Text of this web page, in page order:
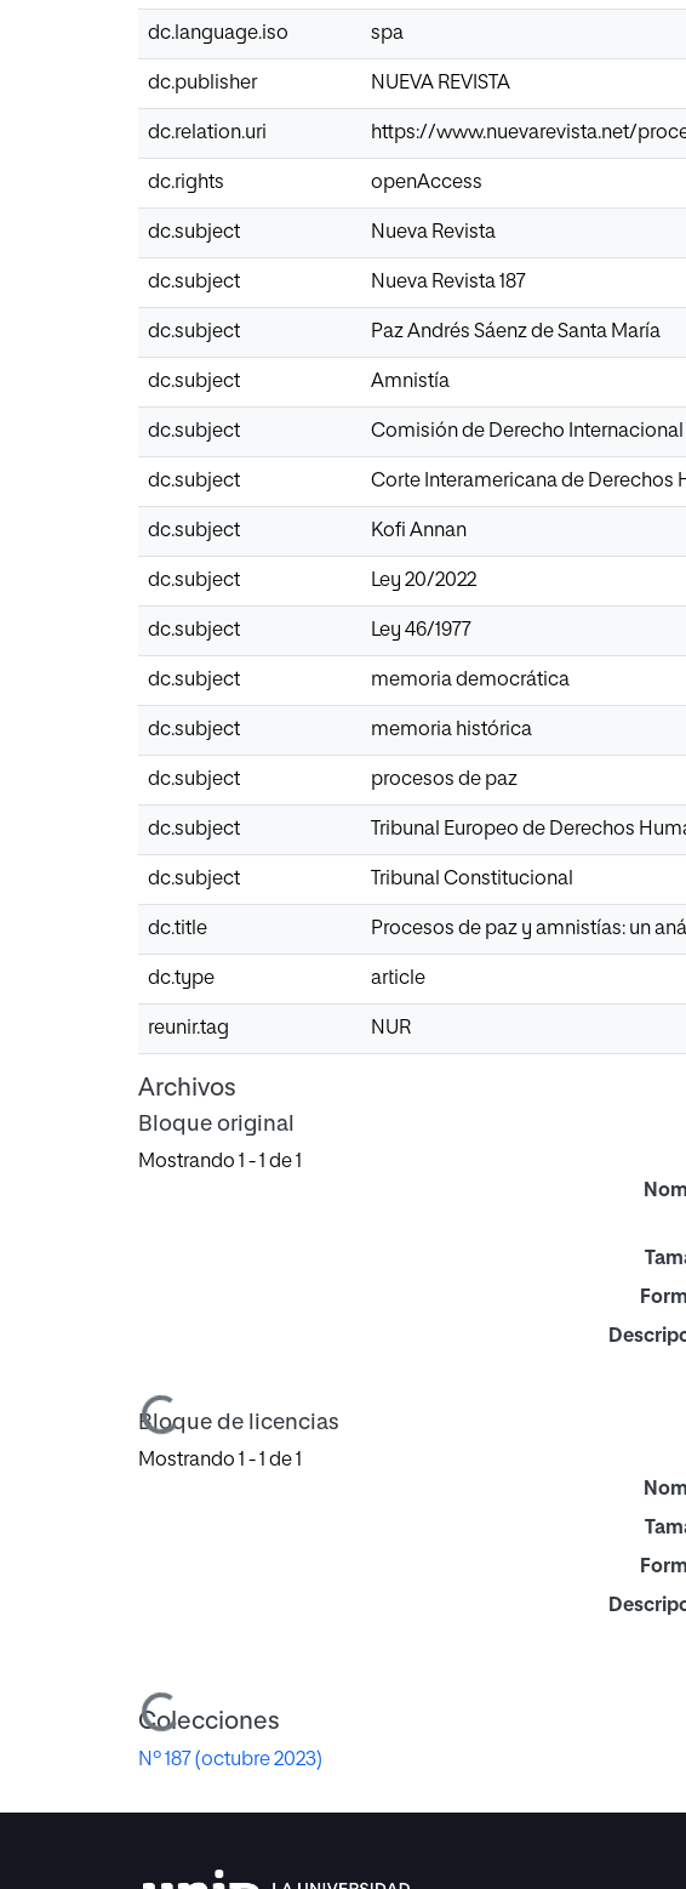
dc.language.iso spa
dc.publisher NUEVA REVISTA
dc.relation.uri https://www.nuevarevista.net/
dc.rights openAccess
dc.subject Nueva Revista
dc.subject Nueva Revista 187
dc.subject Paz Andrés Sáenz de Santa María
dc.subject Amnistía
dc.subject Comisión de Derecho Internacional
dc.subject Corte Interamericana de Derechos
dc.subject Kofi Annan
dc.subject Ley 20/2022
dc.subject Ley 46/1977
dc.subject memoria democrática
dc.subject memoria histórica
dc.subject procesos de paz
dc.subject Tribunal Europeo de Derechos
dc.subject Tribunal Constitucional
dc.title Procesos de paz y amnistías: un
dc.type article
reunir.tag NUR
Archivos
Bloque original
Mostrando 1 - 1 de 1
Cargando...
Bloque de licencias
Mostrando 1 - 1 de 1
Cargando...
Colecciones
Nº 187 (octubre 2023)